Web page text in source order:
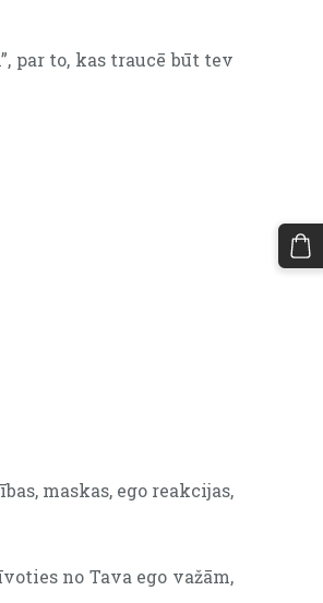
par to, kas traucē būt tev
maskas, ego reakcijas,
no Tava ego važām,